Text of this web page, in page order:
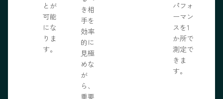
とが
可能
にな
りま
す。
き相
手を
効率
的に
見極
めな
が
ら、
重要
パフォ
ーマン
スを1
か所で
測定で
きま
す。